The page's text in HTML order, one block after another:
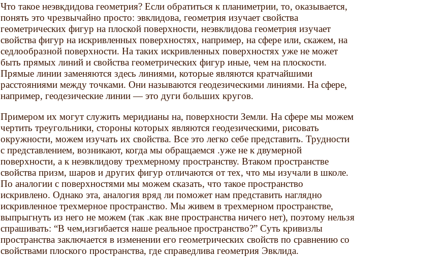
Что такое неэвкдидова геометрия? Если обратиться к планиметрии, то, оказывается,
понять это чрезвычайно просто: эвклидова, геометрия изучает свойства
геометрических фигур на плоской поверхности, неэвклидова геометрия изучает
свойства фигур на искривленных поверхностях, например, на сфере или, скажем, на
седлообразной поверхности. На таких искривленных поверхностях уже не может
быть прямых линий и свойства геометрических фигур иные, чем на плоскости.
Прямые линии заменяются здесь линиями, которые являются кратчайшими
расстояниями между точками. Они называются геодезическими линиями. На сфере,
например, геодезические линии — это дуги больших кругов.
Примером их могут служить меридианы на, поверхности Земли. На сфере мы можем
чертить треугольники, стороны которых являются геодезическими, рисовать
окружности, можем изучать их свойства. Все это легко себе представить. Трудности
с представлением, возникают, когда мы обращаемся .уже не к двумерной
поверхности, а к неэвклидову трехмерному пространству. Втаком пространстве
свойства призм, шаров и других фигур отличаются от тех, что мы изучали в школе.
По аналогии с поверхностями мы можем сказать, что такое пространство
искривлено. Однако эта, аналогия вряд ли поможет нам представить наглядно
искривленное трехмерное пространство. Мы живем в трехмерном пространстве,
выпрыгнуть из него не можем (так .как вне пространства ничего нет), поэтому нельзя
спрашивать: “В чем,изгибается наше реальное пространство?” Суть кривизлы
пространства заключается в изменении его геометрических свойств по сравнению со
свойствами плоского пространства, где справедлива геометрия Эвклида.